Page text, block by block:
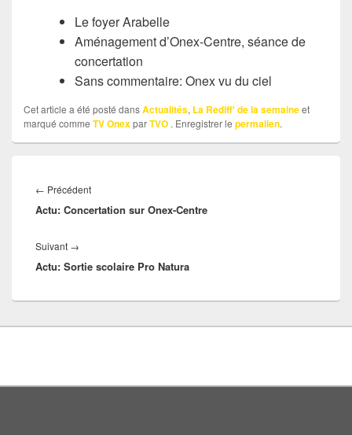
Le foyer Arabelle
Aménagement d’Onex-Centre, séance de
concertation
Sans commentaire: Onex vu du ciel
Cet article a été posté dansActualités, La Rediff' de la semaineet
marqué comme TV OnexparTVO . Enregistrer le permalien.
de
← PrécédentArticle
précédent :
Actu: Concertation sur Onex-Centre
Suivant →
suivant :
Actu: Sortie scolaire Pro Natura